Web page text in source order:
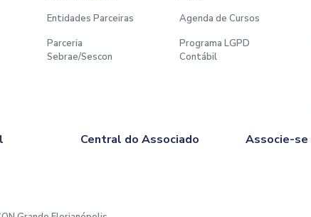
Entidades Parceiras
Parceria
Sebrae/Sescon
Agenda de Cursos
Programa LGPD
Contábil
Central do Associado Associe-se